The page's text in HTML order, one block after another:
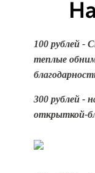
100 рублей -
теплые
300 рублей -
открыткой-